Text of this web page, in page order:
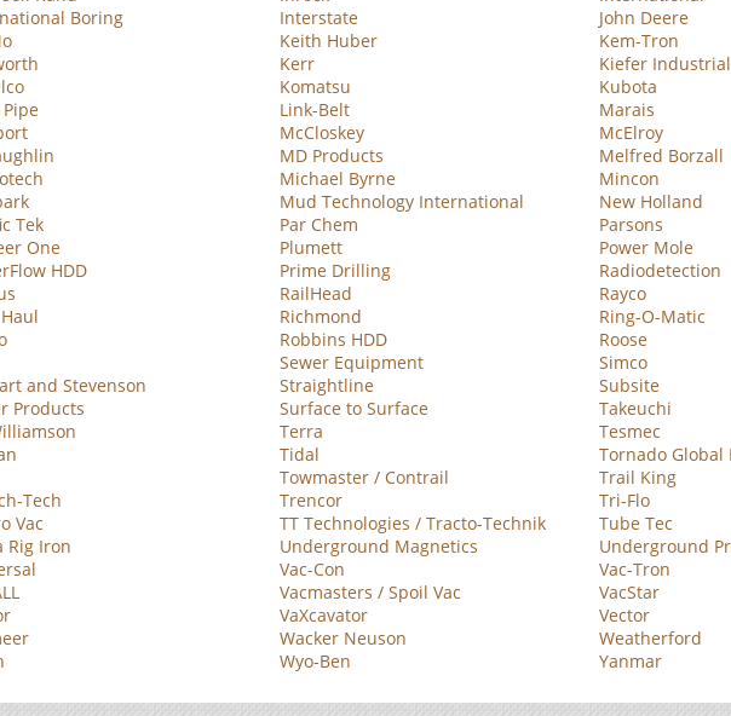
Boring
Interstate
John Deere
Keith Huber
Kem-Tron
Kerr
Kiefer Industrial
Komatsu
Kubota
Pipe
Link-Belt
Marais
McCloskey
McElroy
MD Products
Melfred Borzall
Michael Byrne
Mincon
Mud Technology International
New Holland
Tek
Par Chem
Parsons
One
Plumett
Power Mole
HDD
Prime Drilling
Radiodetection
RailHead
Rayco
Richmond
Ring-O-Matic
Robbins HDD
Roose
Sewer Equipment
Simco
and Stevenson
Straightline
Subsite
Products
Surface to Surface
Takeuchi
Terra
Tesmec
Tidal
Tornado Global
Towmaster / Contrail
Trail King
Tech
Trencor
Tri-Flo
Vac
TT Technologies / Tracto-Technik
Tube Tec
Rig Iron
Underground Magnetics
Underground
Vac-Con
Vac-Tron
Vacmasters / Spoil Vac
VacStar
VaXcavator
Vector
Wacker Neuson
Weatherford
Wyo-Ben Yanmar